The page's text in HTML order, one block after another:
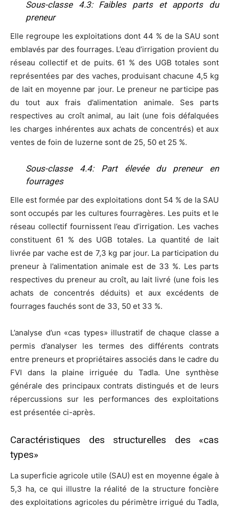
Sous-classe 4.3: Faibles parts et apports du
preneur
Elle regroupe les exploitations dont 44 % de la SAU sont
emblavés par des fourrages. L’eau d’irrigation provient du
réseau collectif et de puits. 61 % des UGB totales sont
représentées par des vaches, produisant chacune 4,5 kg
de lait en moyenne par jour. Le preneur ne participe pas
du tout aux frais d’alimentation animale. Ses parts
respectives au croît animal, au lait (une fois défalquées
les charges inhérentes aux achats de concentrés) et aux
ventes de foin de luzerne sont de 25, 50 et 25 %.
Sous-classe 4.4: Part élevée du preneur en
fourrages
Elle est formée par des exploitations dont 54 % de la SAU
sont occupés par les cultures fourragères. Les puits et le
réseau collectif fournissent l’eau d’irrigation. Les vaches
constituent 61 % des UGB totales. La quantité de lait
livrée par vache est de 7,3 kg par jour. La participation du
preneur à l’alimentation animale est de 33 %. Les parts
respectives du preneur au croît, au lait livré (une fois les
achats de concentrés déduits) et aux excédents de
fourrages fauchés sont de 33, 50 et 33 %.
L’analyse d’un «cas types» illustratif de chaque classe a
permis d’analyser les termes des différents contrats
entre preneurs et propriétaires associés dans le cadre du
FVI dans la plaine irriguée du Tadla. Une synthèse
générale des principaux contrats distingués et de leurs
répercussions sur les performances des exploitations
est présentée ci-après.
Caractéristiques des structurelles des «cas
types»
La superficie agricole utile (SAU) est en moyenne égale à
5,3 ha, ce qui illustre la réalité de la structure foncière
des exploitations agricoles du périmètre irrigué du Tadla,